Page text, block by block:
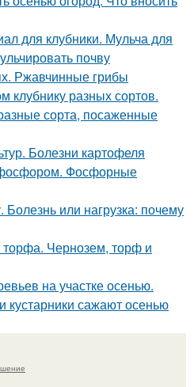
для клубники. Мульча для
почву
Ржавчинные грибы
клубнику разных сортов.
сорта, посаженные
Болезни картофеля
Фосфорные
или нагрузка: почему
Чернозем, торф и
на участке осенью.
кустарники сажают осенью